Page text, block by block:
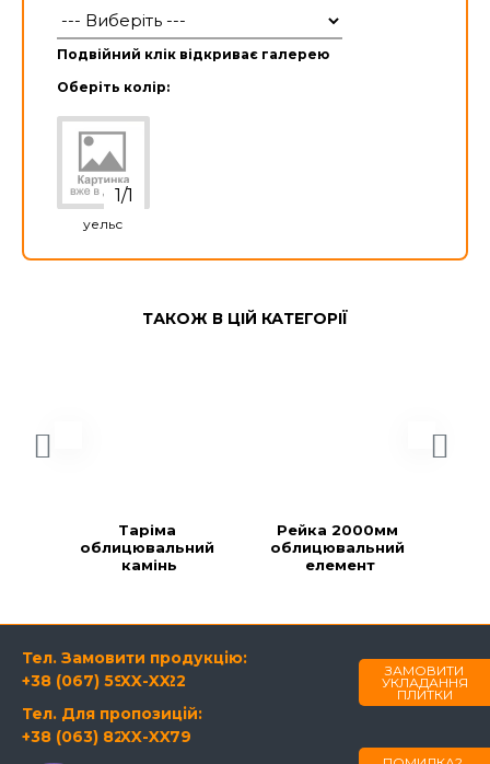
Подвійний клік відкриває галерею
Оберіть колір:
уельс
ТАКОЖ В ЦІЙ КАТЕГОРІЇ
Таріма
облицювальний
камінь
Рейка 2000мм
облицювальний
елемент
Тел. Замовити продукцію:
+38 (067) 594-21-22
XX-XX
Тел. Для пропозицій:
+38 (063) 820-60-79
XX-XX
ЗАМОВИТИ
УКЛАДАННЯ
ПЛИТКИ